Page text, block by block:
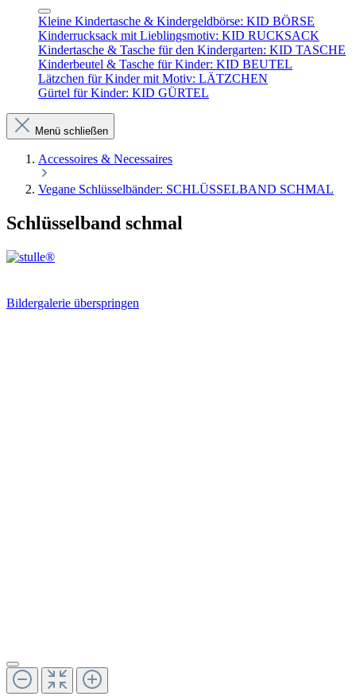
Kleine Kindertasche & Kindergeldbörse: KID BÖRSE
Kinderrucksack mit Lieblingsmotiv: KID RUCKSACK
Kindertasche & Tasche für den Kindergarten: KID TASCHE
Kinderbeutel & Tasche für Kinder: KID BEUTEL
Lätzchen für Kinder mit Motiv: LÄTZCHEN
Gürtel für Kinder: KID GÜRTEL
Menü schließen
Accessoires & Necessaires
Vegane Schlüsselbänder: SCHLÜSSELBAND SCHMAL
Schlüsselband schmal
Bildergalerie überspringen